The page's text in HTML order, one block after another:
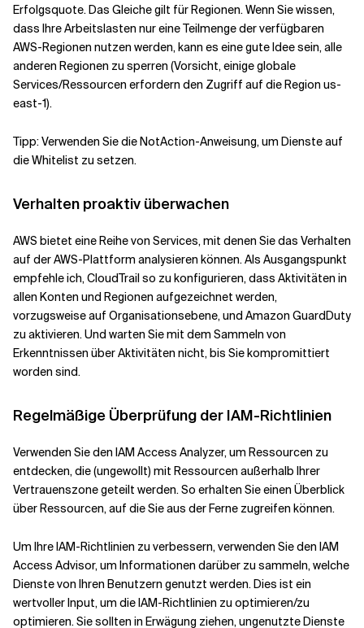
Erfolgsquote. Das Gleiche gilt für Regionen. Wenn Sie wissen,
dass Ihre Arbeitslasten nur eine Teilmenge der verfügbaren
AWS-Regionen nutzen werden, kann es eine gute Idee sein, alle
anderen Regionen zu sperren (Vorsicht, einige globale
Services/Ressourcen erfordern den Zugriff auf die Region us-
east-1).
Tipp: Verwenden Sie die NotAction-Anweisung, um Dienste auf
die Whitelist zu setzen.
Verhalten proaktiv überwachen
AWS bietet eine Reihe von Services, mit denen Sie das Verhalten
auf der AWS-Plattform analysieren können. Als Ausgangspunkt
empfehle ich, CloudTrail so zu konfigurieren, dass Aktivitäten in
allen Konten und Regionen aufgezeichnet werden,
vorzugsweise auf Organisationsebene, und Amazon GuardDuty
zu aktivieren. Und warten Sie mit dem Sammeln von
Erkenntnissen über Aktivitäten nicht, bis Sie kompromittiert
worden sind.
Regelmäßige Überprüfung der IAM-Richtlinien
Verwenden Sie den IAM Access Analyzer, um Ressourcen zu
entdecken, die (ungewollt) mit Ressourcen außerhalb Ihrer
Vertrauenszone geteilt werden. So erhalten Sie einen Überblick
über Ressourcen, auf die Sie aus der Ferne zugreifen können.
Um Ihre IAM-Richtlinien zu verbessern, verwenden Sie den IAM
Access Advisor, um Informationen darüber zu sammeln, welche
Dienste von Ihren Benutzern genutzt werden. Dies ist ein
wertvoller Input, um die IAM-Richtlinien zu optimieren/zu
optimieren. Sie sollten in Erwägung ziehen, ungenutzte Dienste